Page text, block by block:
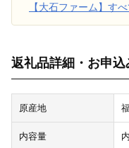
【大石ファーム】す
返礼品詳細・お申込
原産地
内容量